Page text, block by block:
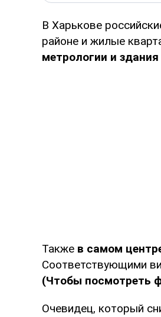
В Харькове
районе и жилые
метрологии и здания
Также в самом
Соответствующими
(Чтобы посмотреть
Очевидец, который